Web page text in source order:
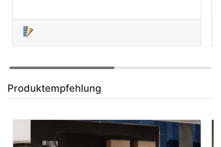
Produktempfehlung